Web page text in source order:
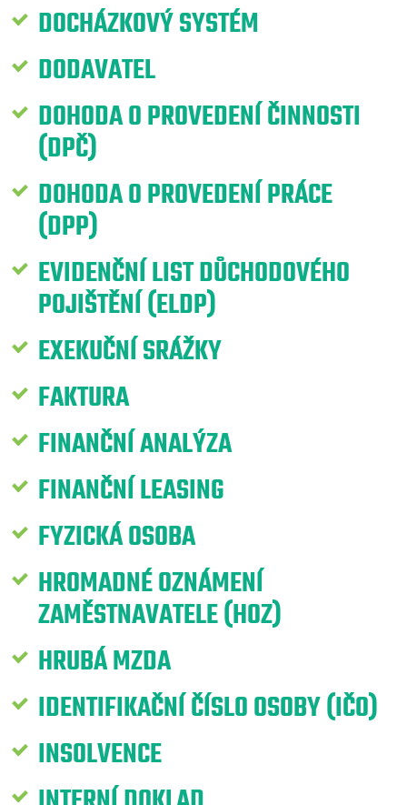
DOCHÁZKOVÝ SYSTÉM
DODAVATEL
DOHODA O PROVEDENÍ ČINNOSTI
(DPČ)
DOHODA O PROVEDENÍ PRÁCE
(DPP)
EVIDENČNÍ LIST DŮCHODOVÉHO
POJIŠTĚNÍ (ELDP)
EXEKUČNÍ SRÁŽKY
FAKTURA
FINANČNÍ ANALÝZA
FINANČNÍ LEASING
FYZICKÁ OSOBA
HROMADNÉ OZNÁMENÍ
ZAMĚSTNAVATELE (HOZ)
HRUBÁ MZDA
IDENTIFIKAČNÍ ČÍSLO OSOBY (IČO)
INSOLVENCE